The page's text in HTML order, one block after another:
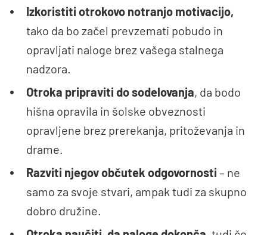
Izkoristiti otrokovo notranjo motivacijo,
tako da bo začel prevzemati pobudo in
opravljati naloge brez vašega stalnega
nadzora.
Otroka pripraviti do sodelovanja, da bodo
hišna opravila in šolske obveznosti
opravljene brez prerekanja, pritoževanja in
drame.
Razviti njegov občutek odgovornosti – ne
samo za svoje stvari, ampak tudi za skupno
dobro družine.